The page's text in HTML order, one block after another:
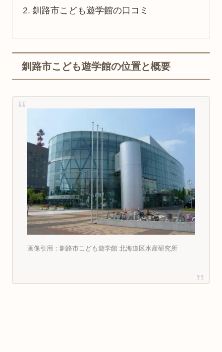
釧路市こども遊学館の口コミ
釧路市こども遊学館の位置と概要
画像引用：釧路市こども遊学館 北海道区水産研究所